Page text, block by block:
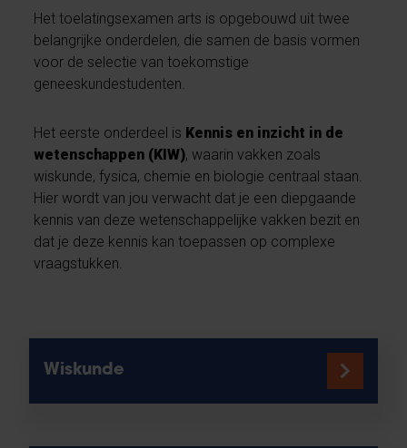
Het toelatingsexamen arts is opgebouwd uit twee
belangrijke onderdelen, die samen de basis vormen
voor de selectie van toekomstige
geneeskundestudenten.
Het eerste onderdeel is Kennis en inzicht in de
wetenschappen (KIW), waarin vakken zoals
wiskunde, fysica, chemie en biologie centraal staan.
Hier wordt van jou verwacht dat je een diepgaande
kennis van deze wetenschappelijke vakken bezit en
dat je deze kennis kan toepassen op complexe
vraagstukken.
Wiskunde